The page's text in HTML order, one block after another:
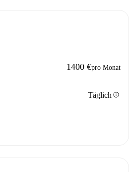
1400 €pro Monat
Täglichinfo